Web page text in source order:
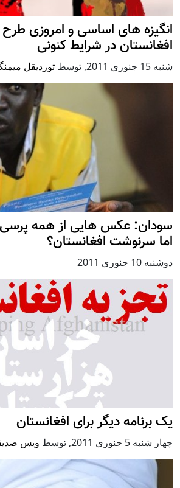
انگیزه های اساسی و امروزی
افغانستان در شرایط کنونی
شنبه 15 جنوری 2011 , توسط توردیقل
سودان: عکس هایی از همه پرسی
اما سرنوشت افغانستان؟
دوشنبه 10 جنوری 2011
یک برنامه دیگر برای افغانستان
چهار شنبه 5 جنوری 2011 , توسط ویس